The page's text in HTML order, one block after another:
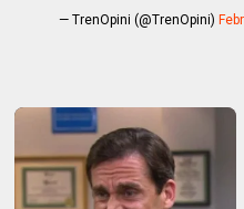
— TrenOpini (@TrenOpini)